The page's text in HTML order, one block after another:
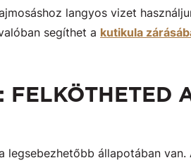
langyos vizet
segíthet a kutikula
FELKÖTHETED
legsebezhetőbb állapotában